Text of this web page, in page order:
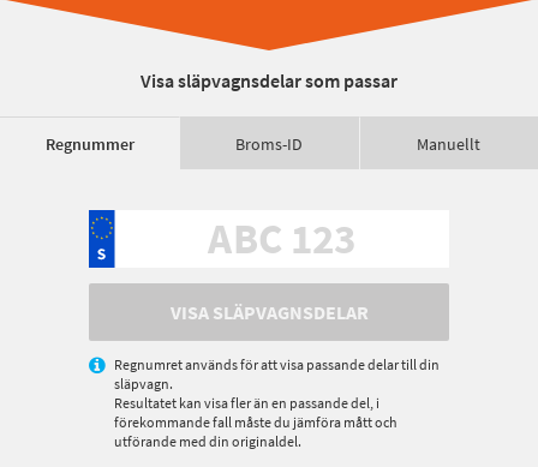
Visa släpvagnsdelar som passar
Regnummer Broms-ID Manuellt
VISA SLÄPVAGNSDELAR
Regnumret används för att visa passande delar till din
släpvagn.
Resultatet kan visa fler än en passande del, i
förekommande fall måste du jämföra mått och
utförande med din originaldel.